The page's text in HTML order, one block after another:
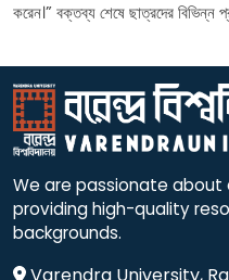
করেন।” বক্তব্য শেষে ছাত্রদের বিভিন্ন
We are passionate
providing high-quality
backgrounds.